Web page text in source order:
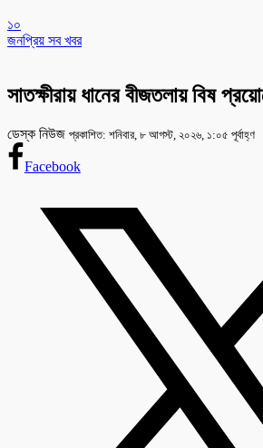
১০
জনপ্রিয় সব খবর
সাতক্ষীরায় ধানের বীজতলায় বিষ
ডেস্ক নিউজ প্রকাশিত: শনিবার, ৮ আগস্ট, ২০২৬, ১:০৫ পূর্বাহ্ণ
Facebook